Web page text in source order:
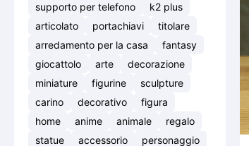
supporto per telefono
k2 plus
articolato
portachiavi
titolare
arredamento per la casa
fantasy
giocattolo
arte
decorazione
miniature
figurine
sculpture
carino
decorativo
figura
home
anime animale
regalo
statue
accessorio
personaggio